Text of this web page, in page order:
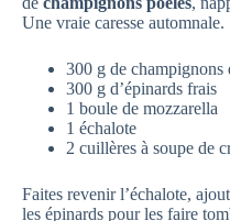
Une vraie caresse automnale.
300 g de champignons
300 g d’épinards frais
1 boule de mozzarella
1 échalote
2 cuillères à soupe de
Faites revenir l’échalote,
les épinards pour les faire